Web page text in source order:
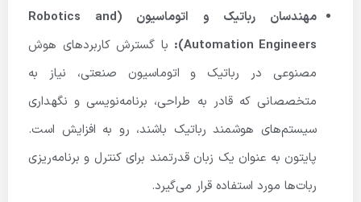
مهندسان رباتیک و اتوماسیون (Robotics and
Automation Engineers):
با گسترش کاربردهای هوش
مصنوعی در رباتیک و اتوماسیون صنعتی، نیاز به
متخصصانی که قادر به طراحی، برنامه‌نویسی و نگهداری
سیستم‌های هوشمند رباتیک باشند، رو به افزایش است.
پایتون به عنوان یک زبان قدرتمند برای کنترل و برنامه‌ریزی
ربات‌ها مورد استفاده قرار می‌گیرد.